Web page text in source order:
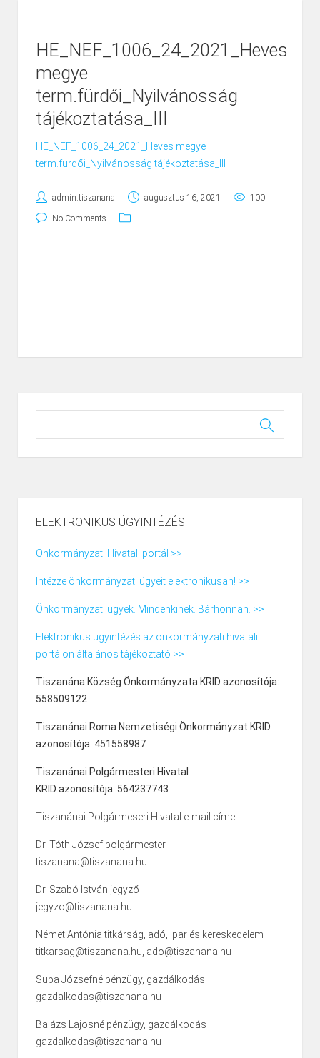
HE_NEF_1006_24_2021_Heves
megye
term.fürdői_Nyilvánosság
tájékoztatása_III
HE_NEF_1006_24_2021_Heves megye
term.fürdői_Nyilvánosság tájékoztatása_III
admin.tiszanana augusztus 16, 2021 100
No Comments
ELEKTRONIKUS ÜGYINTÉZÉS
Önkormányzati Hivatali portál >>
Intézze önkormányzati ügyeit elektronikusan! >>
Önkormányzati ügyek. Mindenkinek. Bárhonnan. >>
Elektronikus ügyintézés az önkormányzati hivatali
portálon általános tájékoztató >>
Tiszanána Község Önkormányzata KRID azonosítója:
558509122
Tiszanánai Roma Nemzetiségi Önkormányzat KRID
azonosítója: 451558987
Tiszanánai Polgármesteri Hivatal
KRID azonosítója: 564237743
Tiszanánai Polgármeseri Hivatal e-mail címei:
Dr. Tóth József polgármester
tiszanana@tiszanana.hu
Dr. Szabó István jegyző
jegyzo@tiszanana.hu
Német Antónia titkárság, adó, ipar és kereskedelem
titkarsag@tiszanana.hu, ado@tiszanana.hu
Suba Józsefné pénzügy, gazdálkodás
gazdalkodas@tiszanana.hu
Balázs Lajosné pénzügy, gazdálkodás
gazdalkodas@tiszanana.hu